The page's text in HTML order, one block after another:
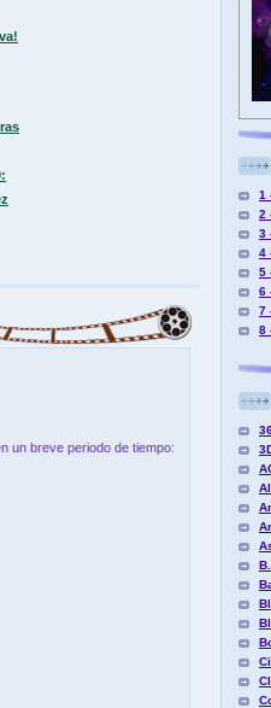
un breve periodo de tiempo:
1
2
3
4
5
6
7
8